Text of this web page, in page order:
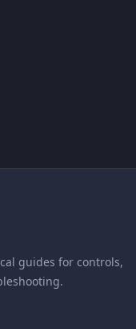
guides for controls,